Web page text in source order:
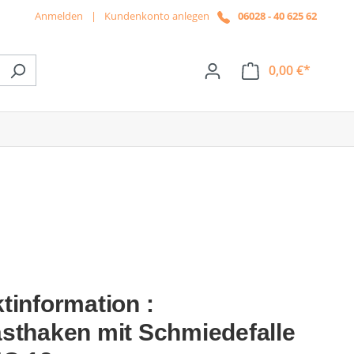
Anmelden | Kundenkonto anlegen 06028 - 40 625 62
0,00 €*
das Dropdown der Kategorie News
:
mit Schmiedefalle